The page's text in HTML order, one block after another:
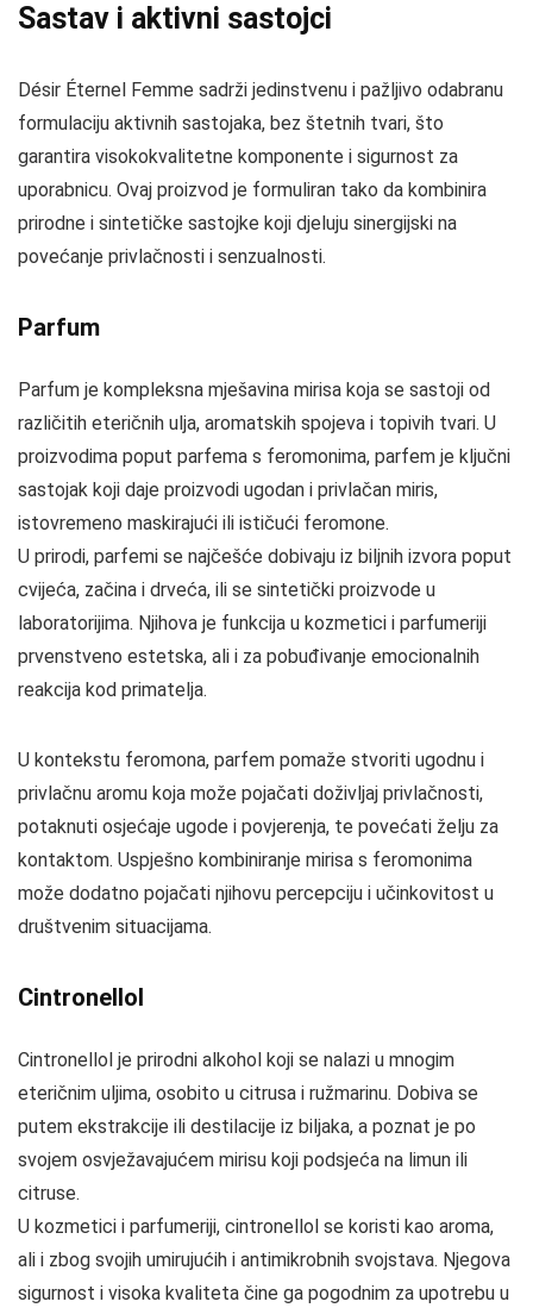
Sastav i aktivni sastojci
Désir Éternel Femme sadrži jedinstvenu i pažljivo odabranu
formulaciju aktivnih sastojaka, bez štetnih tvari, što
garantira visokokvalitetne komponente i sigurnost za
uporabnicu. Ovaj proizvod je formuliran tako da kombinira
prirodne i sintetičke sastojke koji djeluju sinergijski na
povećanje privlačnosti i senzualnosti.
Parfum
Parfum je kompleksna mješavina mirisa koja se sastoji od
različitih eteričnih ulja, aromatskih spojeva i topivih tvari. U
proizvodima poput parfema s feromonima, parfem je ključni
sastojak koji daje proizvodi ugodan i privlačan miris,
istovremeno maskirajući ili ističući feromone.
U prirodi, parfemi se najčešće dobivaju iz biljnih izvora poput
cvijeća, začina i drveća, ili se sintetički proizvode u
laboratorijima. Njihova je funkcija u kozmetici i parfumeriji
prvenstveno estetska, ali i za pobuđivanje emocionalnih
reakcija kod primatelja.
U kontekstu feromona, parfem pomaže stvoriti ugodnu i
privlačnu aromu koja može pojačati doživljaj privlačnosti,
potaknuti osjećaje ugode i povjerenja, te povećati želju za
kontaktom. Uspješno kombiniranje mirisa s feromonima
može dodatno pojačati njihovu percepciju i učinkovitost u
društvenim situacijama.
Cintronellol
Cintronellol je prirodni alkohol koji se nalazi u mnogim
eteričnim uljima, osobito u citrusa i ružmarinu. Dobiva se
putem ekstrakcije ili destilacije iz biljaka, a poznat je po
svojem osvježavajućem mirisu koji podsjeća na limun ili
citruse.
U kozmetici i parfumeriji, cintronellol se koristi kao aroma,
ali i zbog svojih umirujućih i antimikrobnih svojstava. Njegova
sigurnost i visoka kvaliteta čine ga pogodnim za upotrebu u